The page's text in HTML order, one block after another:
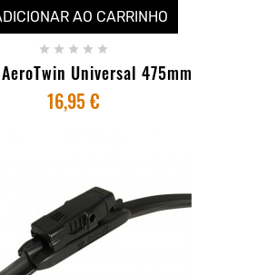
AO CARRINHO
    
Universal 475mm
16,95 €